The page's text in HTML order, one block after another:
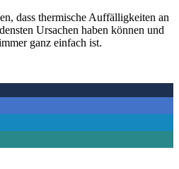
dass thermische Auffälligkeiten an
Ursachen haben können und
ganz einfach ist.